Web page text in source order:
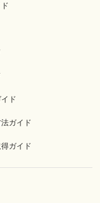
ド
ガイド
ガイド